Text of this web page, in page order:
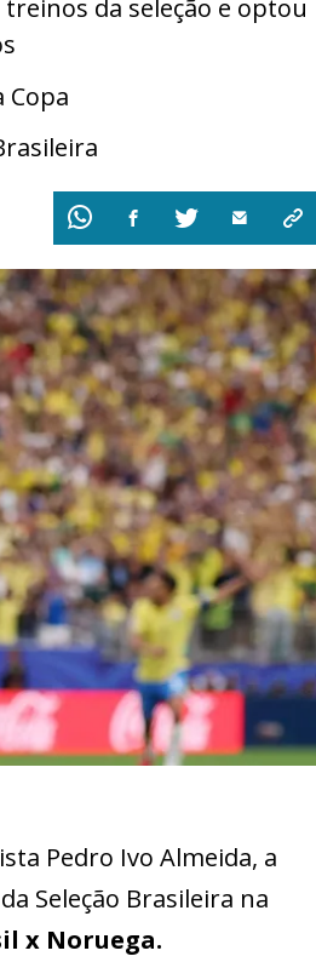
da seleção e optou
Pedro Ivo Almeida, a
Seleção Brasileira na
x Noruega.